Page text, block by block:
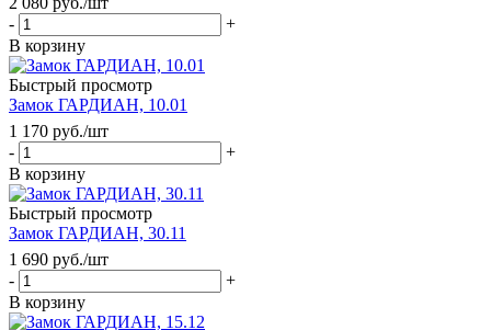
-
+
В корзину
Быстрый просмотр
Замок ГАРДИАН, 10.01
1 170 руб./шт
-
+
В корзину
Быстрый просмотр
Замок ГАРДИАН, 30.11
1 690 руб./шт
-
+
В корзину